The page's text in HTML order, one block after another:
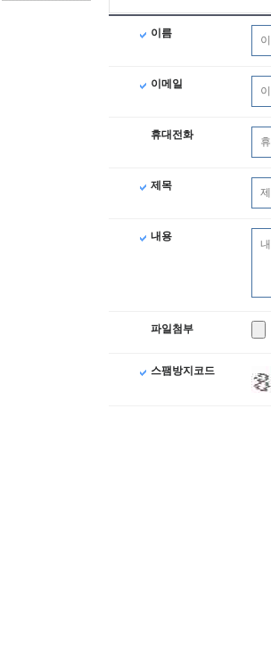
이름
이메일
휴대전화
제목
내용
파일첨부
스팸방지코드